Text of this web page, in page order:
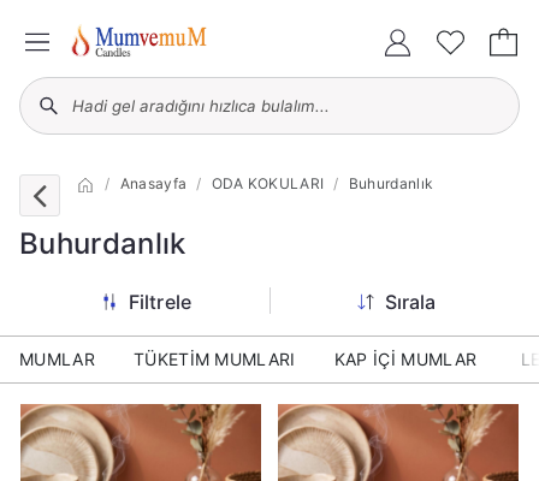
Anasayfa ODA KOKULARI Buhurdanlık
Buhurdanlık
Filtrele Sırala
MUMLAR TÜKETİM MUMLARI KAP İÇİ MUMLAR